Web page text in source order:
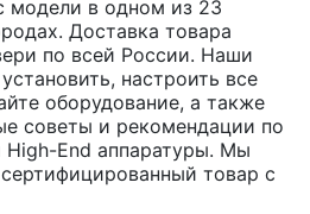
модели в одном из 23
Доставка товара
по всей России. Наши
настроить все
оборудование, а также
советы и рекомендации по
High-End аппаратуры. Мы
товар с